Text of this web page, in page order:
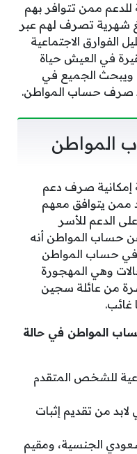
للدعم ممن تتوافر بهم
شهرية تصرف لهم عبر
الفوارق الاجتماعية
في العيش حياة
ويبحث الجميع في
صرف حساب المواطن.
إمكانية صرف دعم
ممن يتوافق معهم
الدعم للأسر
حساب المواطن أنه
في حساب المواطن
وهي المهجورة
من عائلة سجين
غائب.
المواطن في حالة
للشخص المتقدم
من تقديم إثبات
الجنسية، ومقيم